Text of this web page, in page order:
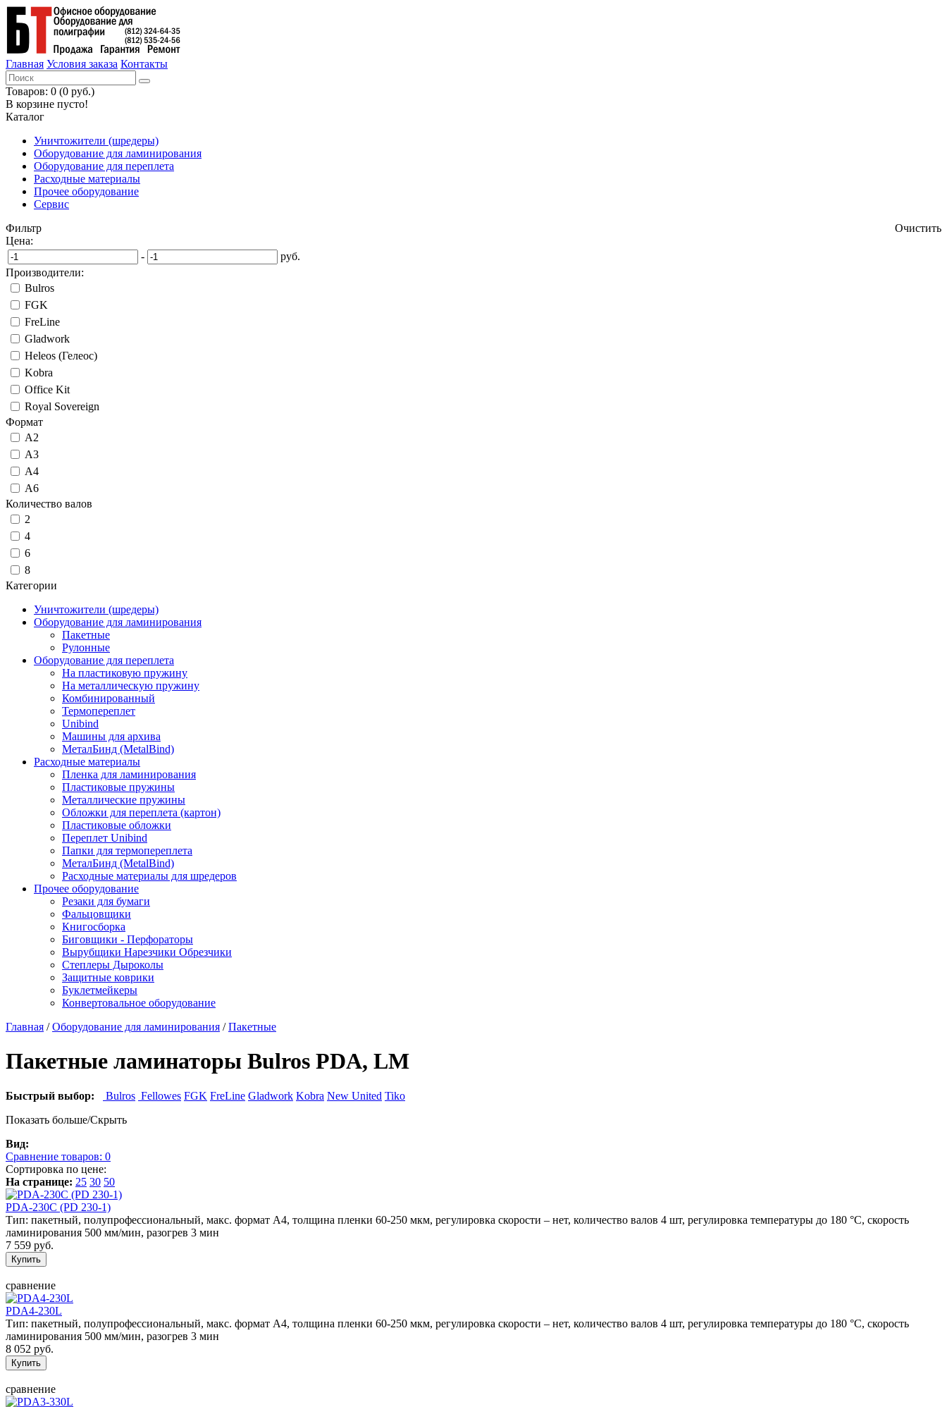
Главная Условия заказа Контакты
Товаров: 0 (0 руб.)
В корзине пусто!
Каталог
Уничтожители (шредеры)
Оборудование для ламинирования
Оборудование для переплета
Расходные материалы
Прочее оборудование
Сервис
Фильтр
Очистить
Цена:
-
руб.
Производители:
Bulros
FGK
FreLine
Gladwork
Heleos (Гелеос)
Kobra
Office Kit
Royal Sovereign
Формат
А2
А3
А4
А6
Количество валов
2
4
6
8
Категории
Уничтожители (шредеры)
Оборудование для ламинирования
Пакетные
Рулонные
Оборудование для переплета
На пластиковую пружину
На металлическую пружину
Комбинированный
Термопереплет
Unibind
Машины для архива
МеталБинд (MetalBind)
Расходные материалы
Пленка для ламинирования
Пластиковые пружины
Металлические пружины
Обложки для переплета (картон)
Пластиковые обложки
Переплет Unibind
Папки для термопереплета
МеталБинд (MetalBind)
Расходные материалы для шредеров
Прочее оборудование
Резаки для бумаги
Фальцовщики
Книгосборка
Биговщики - Перфораторы
Вырубщики Нарезчики Обрезчики
Степлеры Дыроколы
Защитные коврики
Буклетмейкеры
Конвертовальное оборудование
Главная / Оборудование для ламинирования / Пакетные
Пакетные ламинаторы Bulros PDA, LM
Быстрый выбор: Bulros Fellowes FGK FreLine Gladwork Kobra New United Tiko
Показать больше/Скрыть
Вид:
Сравнение товаров: 0
Сортировка по цене:
На странице: 25 30 50
PDA-230C (PD 230-1)
Тип: пакетный, полупрофессиональный, макс. формат А4, толщина пленки 60-250 мкм, регулировка скорости – нет, количество валов 4 шт, регулировка температуры до 180 °C, скорость
ламинирования 500 мм/мин, разогрев 3 мин
7 559 руб.
сравнение
PDA4-230L
Тип: пакетный, полупрофессиональный, макс. формат А4, толщина пленки 60-250 мкм, регулировка скорости – нет, количество валов 4 шт, регулировка температуры до 180 °C, скорость
ламинирования 500 мм/мин, разогрев 3 мин
8 052 руб.
сравнение